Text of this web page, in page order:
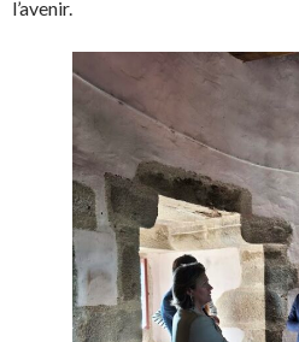
l’avenir.